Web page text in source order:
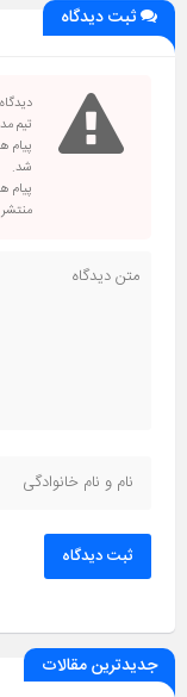
ثبت دیدگاه
تیم
پیام
شد.
پیام
ثبت دیدگاه
جدیدترین مقالات